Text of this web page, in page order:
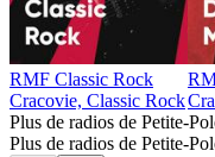
RMF Classic Rock
Cracovie, Classic Rock
Plus de radios de Petite-
Plus de radios de Petite-